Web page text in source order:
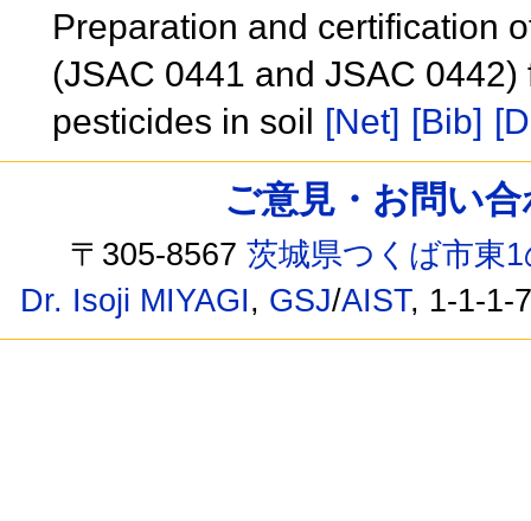
Preparation and certification
(JSAC 0441 and JSAC
pesticides in soil [Net] [Bib]
ご意見・お問い
〒305-8567茨城県つくば市東
Dr. Isoji MIYAGI, GSJ/AIST, 1-1-1-